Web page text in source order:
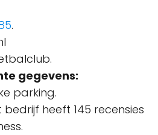
.
gegevens:
parking.
bedrijf heeft 145 recensies